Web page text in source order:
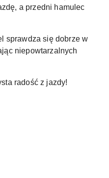
a przedni hamulec
sprawdza się dobrze w
niepowtarzalnych
radość z jazdy!